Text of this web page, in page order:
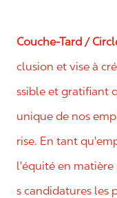
Couche-Tard /
clusion et vise à
ssible et gratifiant
unique de nos
rise. En tant
l'équité en
s candidatures les